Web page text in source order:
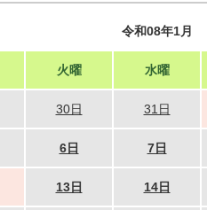
令和08年1月
火曜 水曜
30日 31日
6日 7日
13日 14日